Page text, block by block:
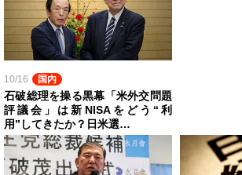
10/16 国内
石破総理を操る黒幕「米外交問題
評議会」は新NISAをどう“利
用”してきたか？日米選…